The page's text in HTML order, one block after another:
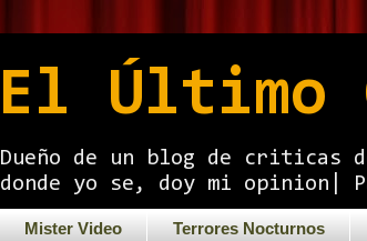
El
Dueño de un blog de criticas
donde yo se, doy mi opinion|
Mister Video Terrores Nocturnos